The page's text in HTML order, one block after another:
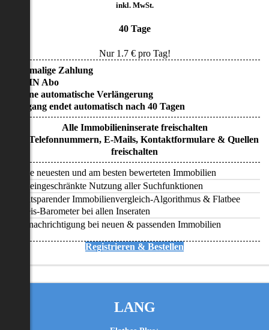
inkl. MwSt.
40 Tage
Nur 1.7€ pro Tag!
• Einmalige Zahlung
• KEIN Abo
• Keine automatische Verlängerung
• Zugang endet automatisch nach 40 Tagen
Alle Immobilieninserate freischalten
Alle Telefonnummern, E-Mails, Kontaktformulare & Quellen
freischalten
Alle neuesten und am besten bewerteten Immobilien
Uneingeschränkte Nutzung aller Suchfunktionen
Zeitsparender Immobilienvergleich-Algorithmus & Flatbee
Preis-Barometer bei allen Inseraten
Benachrichtigung bei neuen & passenden Immobilien
Registrieren & Bestellen
LANG